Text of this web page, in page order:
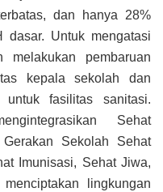
dan hanya 28%
dasar. Untuk mengatasi
melakukan pembaruan
kepala sekolah dan
fasilitas sanitasi.
Sehat
Sekolah Sehat
Imunisasi, Sehat Jiwa,
lingkungan